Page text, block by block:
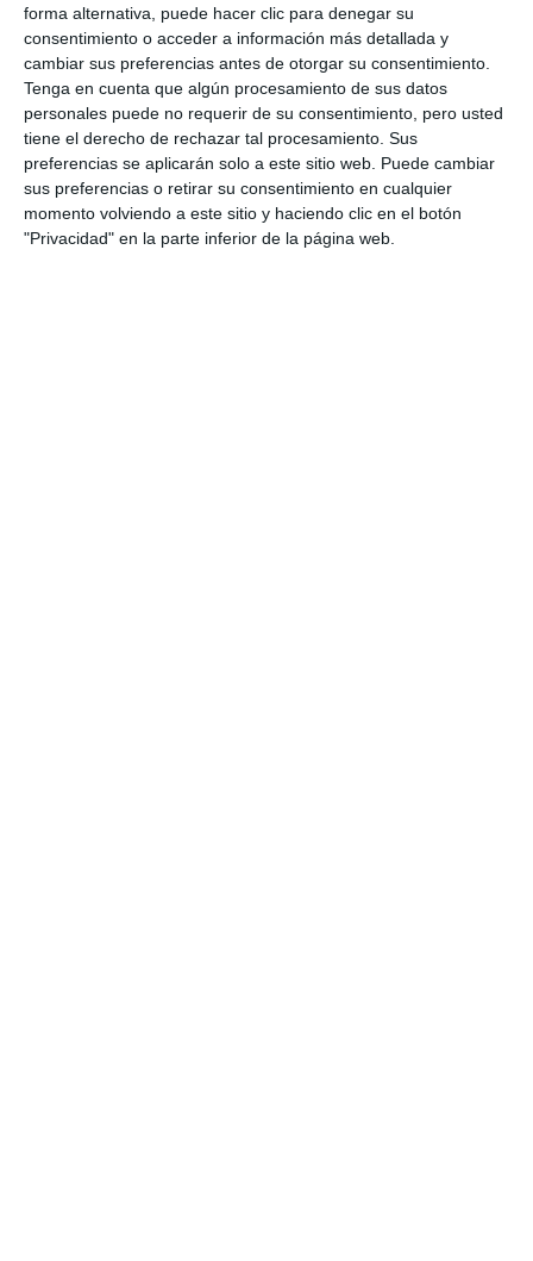
forma alternativa, puede hacer clic para denegar su
consentimiento o acceder a información más detallada y
cambiar sus preferencias antes de otorgar su consentimiento.
Tenga en cuenta que algún procesamiento de sus datos
personales puede no requerir de su consentimiento, pero usted
tiene el derecho de rechazar tal procesamiento. Sus
preferencias se aplicarán solo a este sitio web. Puede cambiar
sus preferencias o retirar su consentimiento en cualquier
momento volviendo a este sitio y haciendo clic en el botón
"Privacidad" en la parte inferior de la página web.